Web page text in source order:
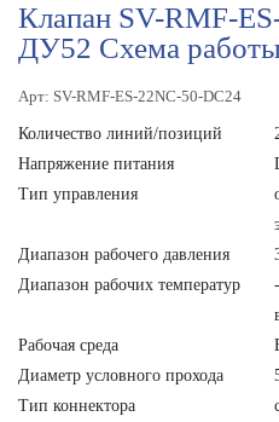
Клапан SV-RMF-
ДУ52 Схема
Арт: SV-RMF-ES-22NC-50-DC24
Количество линий/позиций
Напряжение питания
Тип управления
Диапазон рабочего давления
Диапазон рабочих температур
Рабочая среда
Диаметр условного прохода
Тип коннектора